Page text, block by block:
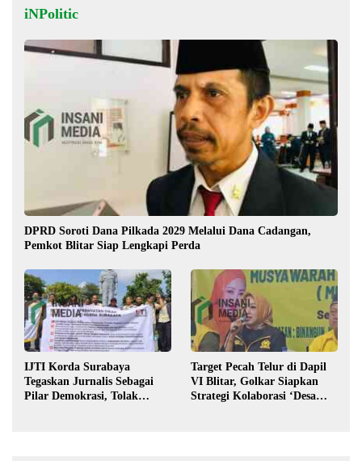
iNPolitic
DPRD Soroti Dana Pilkada 2029 Melalui Dana Cadangan,
Pemkot Blitar Siap Lengkapi Perda
IJTI Korda Surabaya
Tegaskan Jurnalis Sebagai
Pilar Demokrasi, Tolak
Target Pecah Telur di Dapil
VI Blitar, Golkar Siapkan
Strategi Kolaborasi ‘Desa